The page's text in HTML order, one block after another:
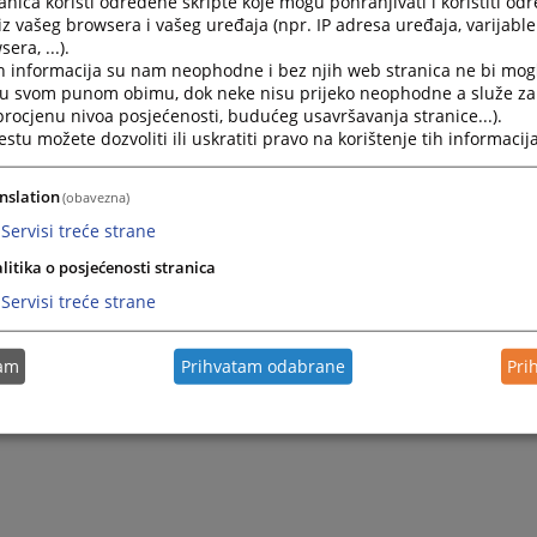
vlasnicima.
predstavlja teretni list. U ovom listu se upisuju tereti
prema banci, teret na ime otkupa stana, pravo služnosti
i dr.
knjigamaovdje...
vašeg browsera i vašeg uređaja (npr. IP adresa uređaja,
...).
informacija su nam neophodne i bez njih web stranica ne bi
svom punom obimu, dok neke nisu prijeko neophodne a služe
nivoa posjećenosti, budućeg usavršavanja stranice...).
možete dozvoliti ili uskratiti pravo na korištenje tih
(obavezna)
Servisi treće strane
o posjećenosti stranica
Servisi treće strane
Prihvatam odabrane